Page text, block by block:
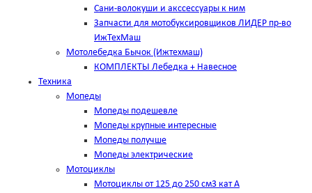
Сани-волокуши и акссессуары к ним
Запчасти для мотобуксировщиков ЛИДЕР пр-во
ИжТехМаш
Мотолебедка Бычок (Ижтехмаш)
КОМПЛЕКТЫ Лебедка + Навесное
Техника
Мопеды
Мопеды подешевле
Мопеды крупные интересные
Мопеды получше
Мопеды электрические
Мотоциклы
Мотоциклы от 125 до 250 см3 кат А